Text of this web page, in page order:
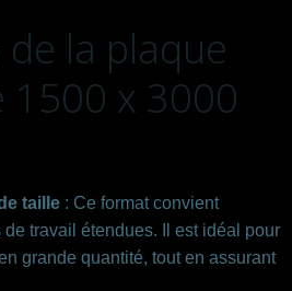
la plaque
x 3000
taille : Ce format convient
travail étendues. Il est idéal pour
grande quantité, tout en assurant